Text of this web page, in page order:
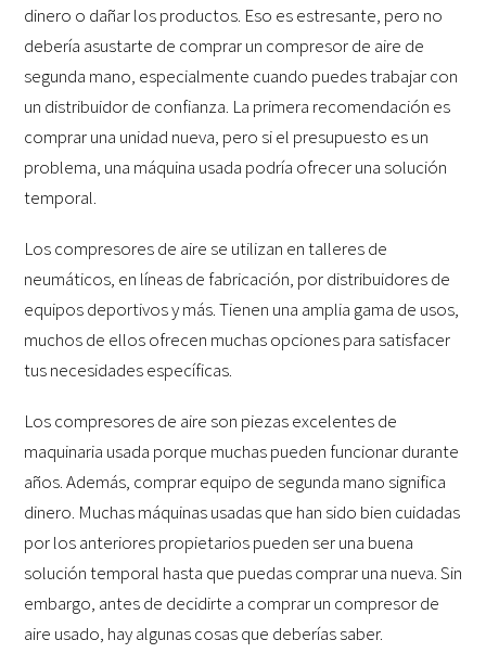
dinero o dañar los productos. Eso es estresante, pero no
debería asustarte de comprar un compresor de aire de
segunda mano, especialmente cuando puedes trabajar con
un distribuidor de confianza. La primera recomendación es
comprar una unidad nueva, pero si el presupuesto es un
problema, una máquina usada podría ofrecer una solución
temporal.
Los compresores de aire se utilizan en talleres de
neumáticos, en líneas de fabricación, por distribuidores de
equipos deportivos y más. Tienen una amplia gama de usos,
muchos de ellos ofrecen muchas opciones para satisfacer
tus necesidades específicas.
Los compresores de aire son piezas excelentes de
maquinaria usada porque muchas pueden funcionar durante
años. Además, comprar equipo de segunda mano significa
dinero. Muchas máquinas usadas que han sido bien cuidadas
por los anteriores propietarios pueden ser una buena
solución temporal hasta que puedas comprar una nueva. Sin
embargo, antes de decidirte a comprar un compresor de
aire usado, hay algunas cosas que deberías saber.